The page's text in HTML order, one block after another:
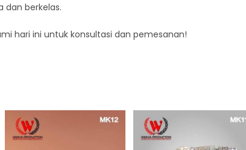
dan berkelas.
hari ini untuk konsultasi dan pemesanan!